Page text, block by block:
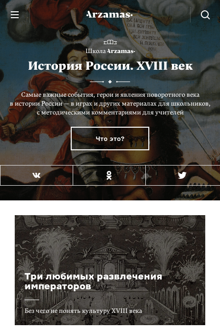
История России.XVIII век
Самые важные события, герои и явления поворотного века
в истории России — в играх и других материалах для школьников,
с методическими комментариями для учителей
Что это?
Три любимых развлечения
императоров
Без чего не понять культуру XVIII века